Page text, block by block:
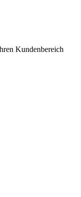
Kundenbereich